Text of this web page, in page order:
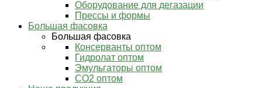
Оборудование для дегазации
Прессы и формы
Большая фасовка
Большая фасовка
Консерванты оптом
Гидролат оптом
Эмульгаторы оптом
СО2 оптом